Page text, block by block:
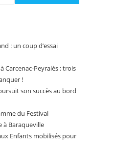
: un coup d’essai
Carcenac-Peyralès : trois
!
son succès au bord
du Festival
à Baraqueville
Enfants mobilisés pour